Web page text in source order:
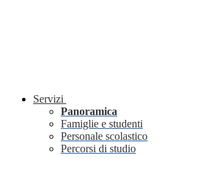
Servizi
Panoramica
Famiglie e studenti
Personale scolastico
Percorsi di studio